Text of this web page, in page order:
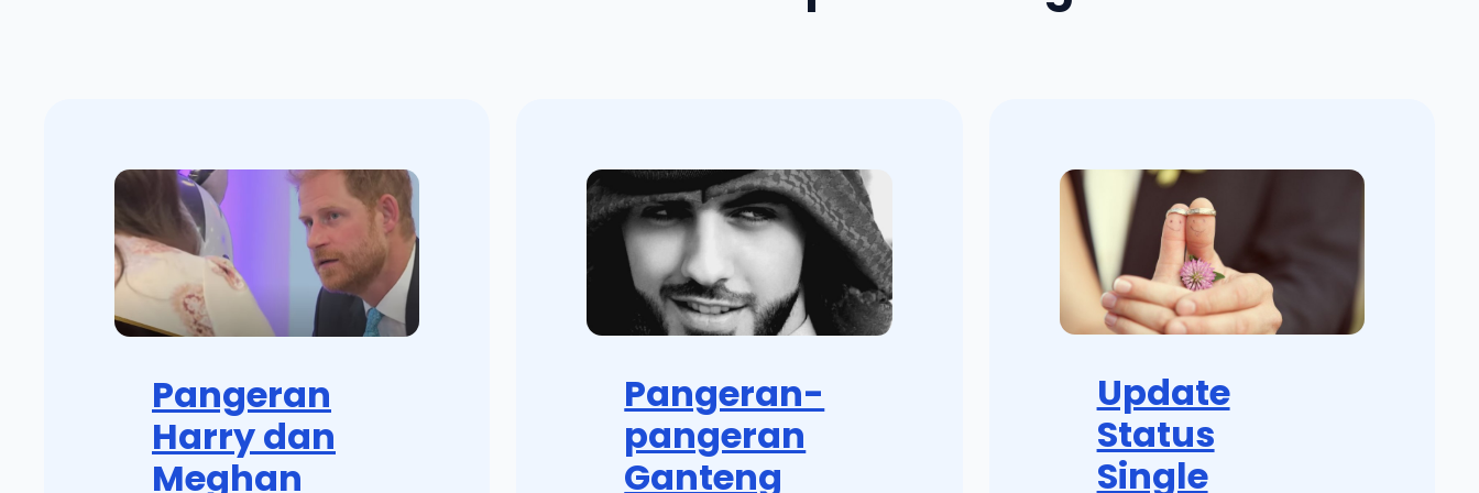
Pangeran
Harry dan
Meghan
Pangeran-
pangeran
Ganteng
Update
Status
Single